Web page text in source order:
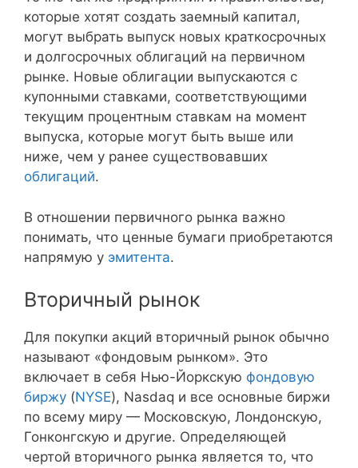
которые хотят создать заемный капитал,
могут выбрать выпуск новых краткосрочных
и долгосрочных облигаций на первичном
рынке. Новые облигации выпускаются с
купонными ставками, соответствующими
текущим процентным ставкам на момент
выпуска, которые могут быть выше или
ниже, чем у ранее существовавших
облигаций.
В отношении первичного рынка важно
понимать, что ценные бумаги приобретаются
напрямую у эмитента.
Вторичный рынок
Для покупки акций вторичный рынок обычно
называют «фондовым рынком». Это
включает в себя Нью-Йоркскую фондовую
биржу (NYSE), Nasdaq и все основные биржи
по всему миру — Московскую, Лондонскую,
Гонконгскую и другие. Определяющей
чертой вторичного рынка является то, что